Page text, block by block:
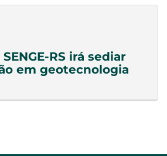
RS irá sediar
em geotecnologia